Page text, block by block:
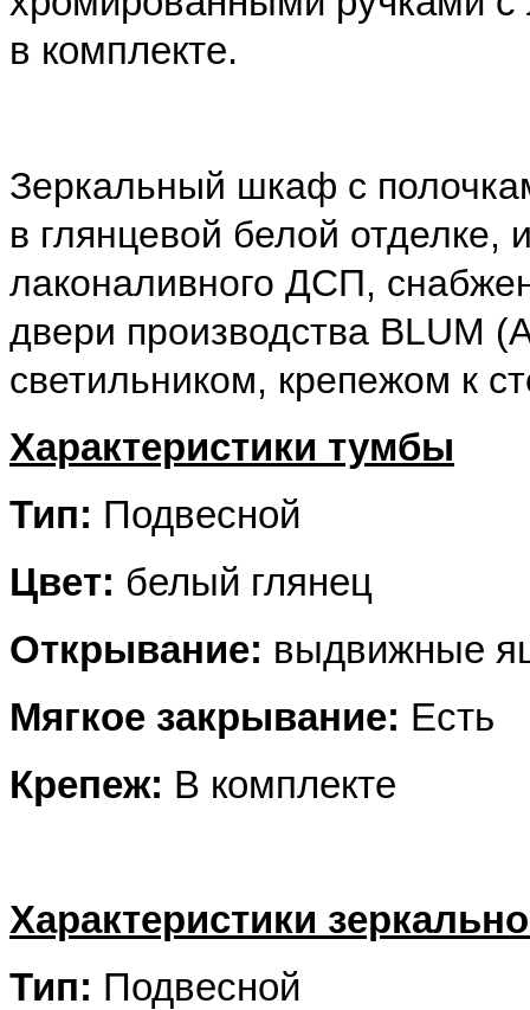
в комплекте.
Зеркальный шкаф с
в глянцевой белой отделке,
лаконаливного ДСП,
двери производства BLUM
светильником, крепежом к
Характеристики тумбы
Тип: Подвесной
Цвет: белый глянец
Открывание: выдвижные
Мягкое закрывание: Есть
Крепеж: В комплекте
Характеристики
Тип: Подвесной